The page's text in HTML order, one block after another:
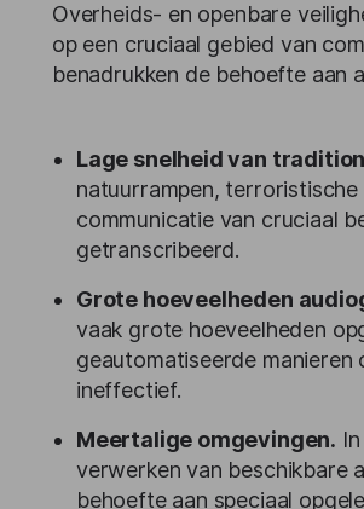
Overheids- en openbare
op een cruciaal gebied van
benadrukken de behoefte aan
Lage snelheid van
natuurrampen,
communicatie van cruciaal
getranscribeerd.
Grote hoeveelheden
vaak grote hoeveelheden
geautomatiseerde
ineffectief.
Meertalige omgevingen.
verwerken van beschikbare
behoefte aan speciaal